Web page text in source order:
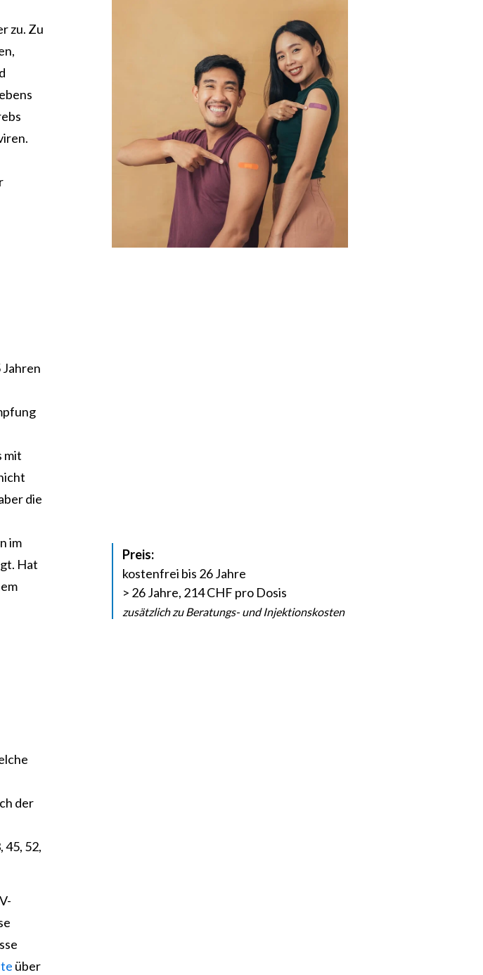
zu. Zu
mit
die
im
Hat
Preis:
kostenfrei bis 26 Jahre
> 26 Jahre, 214 CHF pro Dosis
zusätzlich zu Beratungs- und Injektionskosten
der
45, 52,
über